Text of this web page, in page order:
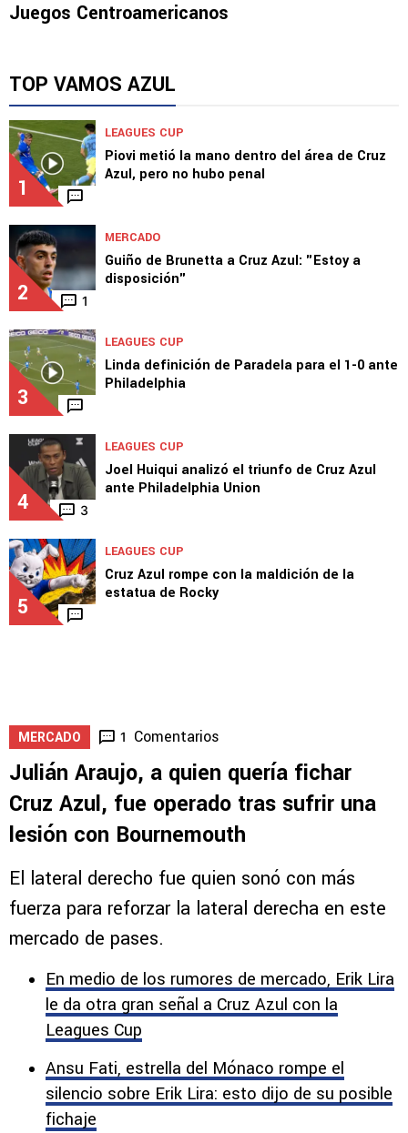
Juegos Centroamericanos
TOP VAMOS AZUL
1
LEAGUES CUP
Piovi metió la mano dentro del área de Cruz
Azul, pero no hubo penal
2 1
MERCADO
Guiño de Brunetta a Cruz Azul: "Estoy a
disposición"
3
LEAGUES CUP
Linda definición de Paradela para el 1-0 ante
Philadelphia
4 3
LEAGUES CUP
Joel Huiqui analizó el triunfo de Cruz Azul
ante Philadelphia Union
5
LEAGUES CUP
Cruz Azul rompe con la maldición de la
estatua de Rocky
MERCADO 1 Comentarios
Julián Araujo, a quien quería fichar
Cruz Azul, fue operado tras sufrir una
lesión con Bournemouth
El lateral derecho fue quien sonó con más
fuerza para reforzar la lateral derecha en este
mercado de pases.
En medio de los rumores de mercado, Erik Lira
le da otra gran señal a Cruz Azul con la
Leagues Cup
Ansu Fati, estrella del Mónaco rompe el
silencio sobre Erik Lira: esto dijo de su posible
fichaje